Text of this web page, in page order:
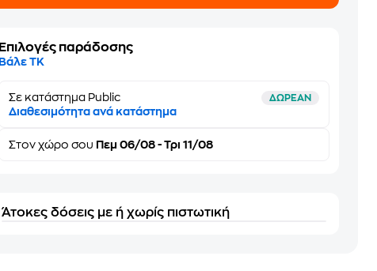
Επιλογές παράδοσης
Βάλε ΤΚ
Σε κατάστημα Public ΔΩΡΕΑΝ
Διαθεσιμότητα ανά κατάστημα
Στονχώρο σου Πεμ 06/08 - Τρι 11/08
Άτοκες δόσεις με ή χωρίς πιστωτική